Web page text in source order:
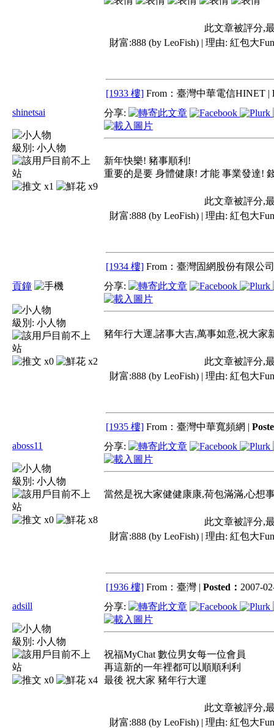
此文章被評分,
財富:888 (by LeoFish) | 理由: 紅包大
[1933 樓] From：臺灣中華電信HINET |
shinetsai
級別: 小人物
x1 x9
分享:
新年快樂! 豬事順利!
重要的是要 身體健康! 才能 事業發達!
此文章被評分,
財富:888 (by LeoFish) | 理由: 紅包大
[1934 樓] From：臺灣固網股份有限公
貢鐘
級別: 小人物
x0 x2
分享:
豬年行大運,諸事大吉,萬事如意,祝大
此文章被評分,
財富:888 (by LeoFish) | 理由: 紅包大
[1935 樓] From：臺灣中華寬頻網 |
aboss11
級別: 小人物
x0 x8
分享:
當然是祝大家健健康康,荷包滿滿,心想
此文章被評分,
財富:888 (by LeoFish) | 理由: 紅包大
[1936 樓] From：臺灣 | Posted： 2007-
adsill
級別: 小人物
x0 x4
分享:
祝福MyChat 數位男女每一位會員
再這新的一年裡都可以順順利利
最後 祝大家 豬年行大運
此文章被評分,
財富:888 (by LeoFish) | 理由: 紅包大